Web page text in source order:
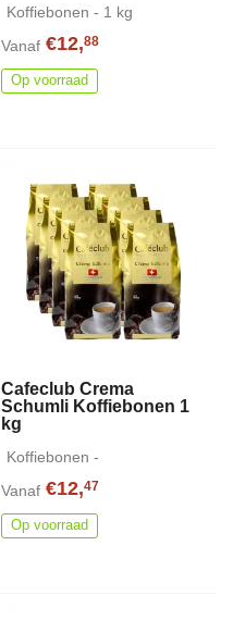
Koffiebonen - 1 kg
Vanaf €12,88
Op voorraad
Cafeclub Crema
Schumli Koffiebonen 1
kg
Koffiebonen -
Vanaf €12,47
Op voorraad